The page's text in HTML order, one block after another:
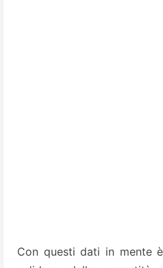
Con questi dati in mente